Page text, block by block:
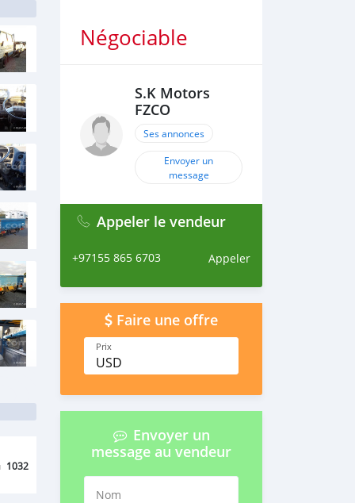
1032
Négociable
S.K Motors
FZCO
Ses annonces
Envoyer un
message
Appeler le vendeur
+97155 865 6703 Appeler
Faire une offre
Prix
USD
Envoyer un
message au vendeur
Nom